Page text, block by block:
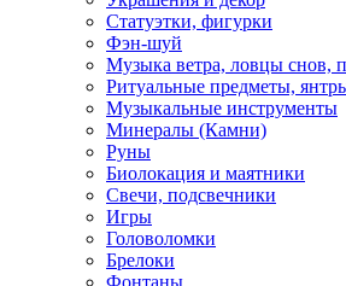
Статуэтки, фигурки
Фэн-шуй
Музыка ветра, ловцы снов,
Ритуальные предметы,
Музыкальные инструменты
Минералы (Камни)
Руны
Биолокация и маятники
Свечи, подсвечники
Игры
Головоломки
Брелоки